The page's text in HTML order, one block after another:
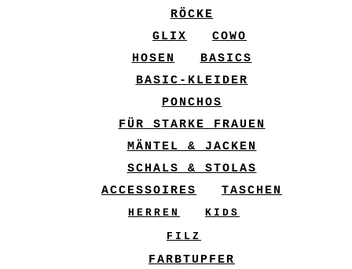
RÖCKE
GLIX
COWO
HOSEN
BASICS
BASIC-KLEIDER
PONCHOS
FÜR STARKE FRAUEN
MÄNTEL & JACKEN
SCHALS & STOLAS
ACCESSOIRES
TASCHEN
HERREN
KIDS
FILZ
FARBTUPFER